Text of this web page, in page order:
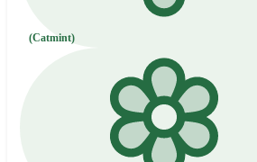
(Catmint)